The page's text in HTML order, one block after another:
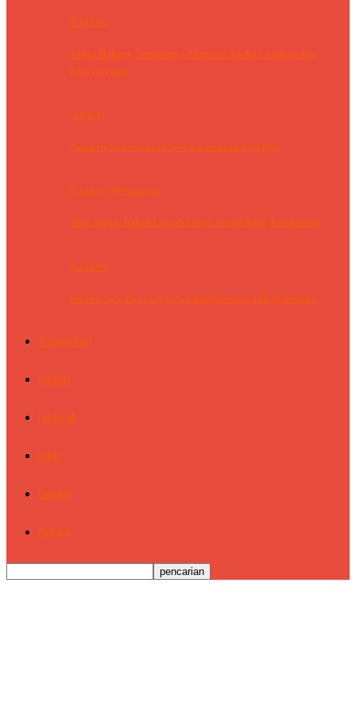
Kuliner
Vidya Bakery Tempatnya Mencari Aneka Cemilan dan
Frozen Food
Artikel
Nikmati Sajian Lezat Soto Lamongan Cak Her
Kuliner Pemalang
Mak Sigun, Bakul Lawuh Sing Legend Nang Kendalrejo
Kuliner
Ini Dia Sob, Dawet Ayu Asli Banjarnegara Di Pemalang
Transportasi
Layanan
Fotografi
Loker
Layanan
Redaksi